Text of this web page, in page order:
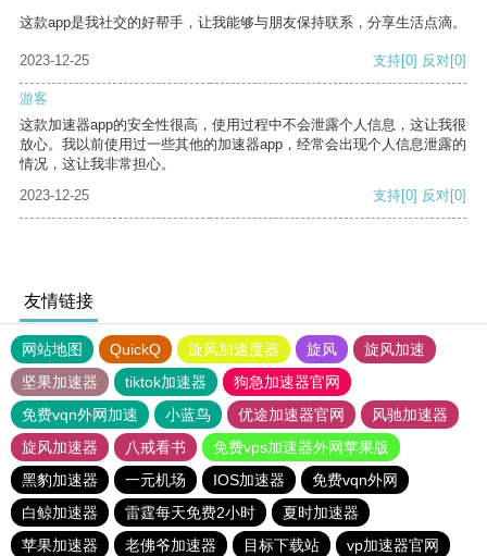
这款app是我社交的好帮手，让我能够与朋友保持联系，分享生活点滴。
2023-12-25 支持[0] 反对[0]
游客
这款加速器app的安全性很高，使用过程中不会泄露个人信息，这让我很
放心。我以前使用过一些其他的加速器app，经常会出现个人信息泄露的
情况，这让我非常担心。
2023-12-25
支持[0] 反对[0]
友情链接
网站地图 QuickQ 旋风加速度器 旋风
旋风加速
坚果加速器
tiktok加速器
狗急加速器官网
免费vqn外网加速
小蓝鸟 优途加速器官网
风驰加速器
旋风加速器
八戒看书
免费vps加速器外网苹果版
黑豹加速器
一元机场 IOS加速器
免费vqn外网
白鲸加速器
雷霆每天免费2小时
夏时加速器
苹果加速器
老佛爷加速器 目标下载站 vp加速器官网